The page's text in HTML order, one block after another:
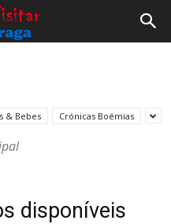
& Bebes Crónicas Boémias
disponíveis